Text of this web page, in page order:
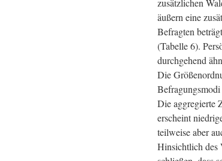
zusätzlichen
äußern eine
Befragten
(Tabelle 6).
durchgehend
Die
Die aggregierte
erscheint
teilweise aber
Hinsichtlich des